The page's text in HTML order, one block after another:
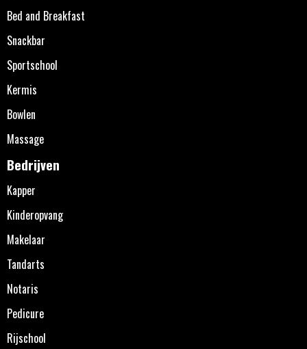
Bed and Breakfast
Snackbar
Sportschool
Kermis
Bowlen
Massage
Bedrijven
Kapper
Kinderopvang
Makelaar
Tandarts
Notaris
Pedicure
Rijschool